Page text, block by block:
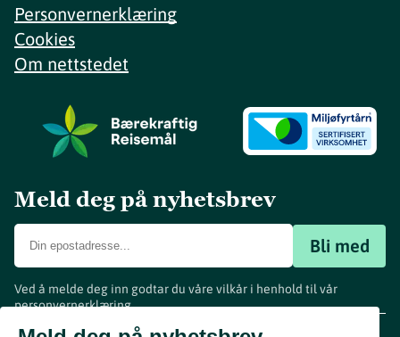
Personvernerklæring
Cookies
Om nettstedet
Meld deg på nyhetsbrev
Bli med
Ved å melde deg inn godtar du våre vilkår i henhold til vår
personvernerklæring.
www.visitvestfold.com